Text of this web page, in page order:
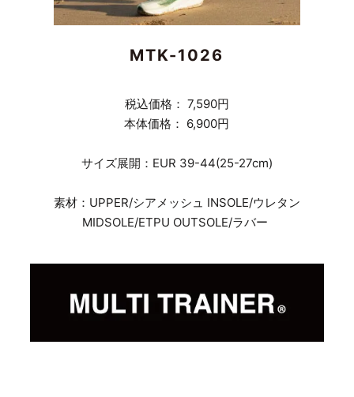
MTK-1026
税込価格： 7,590円
本体価格： 6,900円
サイズ展開：EUR 39-44(25-27cm)
素材：UPPER/シアメッシュ INSOLE/ウレタン
MIDSOLE/ETPU OUTSOLE/ラバー